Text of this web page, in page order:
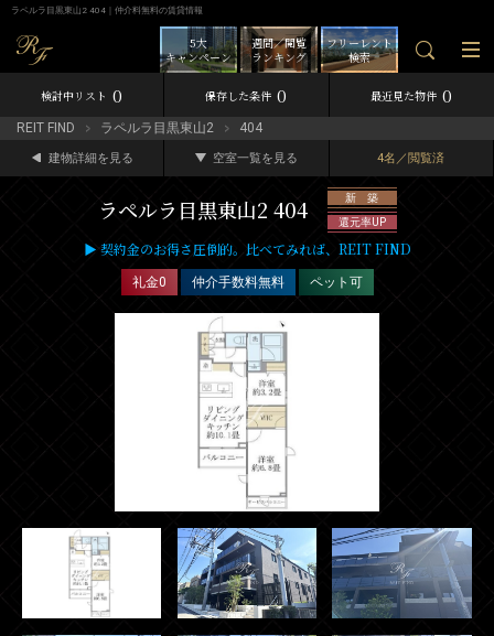
ラペルラ目黒東山2 404｜仲介料無料の賃貸情報
フリーレント
検索
週間／閲覧
ランキング
5大
キャンペーン
検討中リスト 0 保存した条件 0 最近見た物件 0
REIT FIND ラペルラ目黒東山2 404
建物詳細を見る 空室一覧を見る 4名／閲覧済
ラペルラ目黒東山2 404
新 築
還元率UP
▶ 契約金のお得さ圧倒的。比べてみれば、REIT FIND
礼金0 仲介手数料無料 ペット可